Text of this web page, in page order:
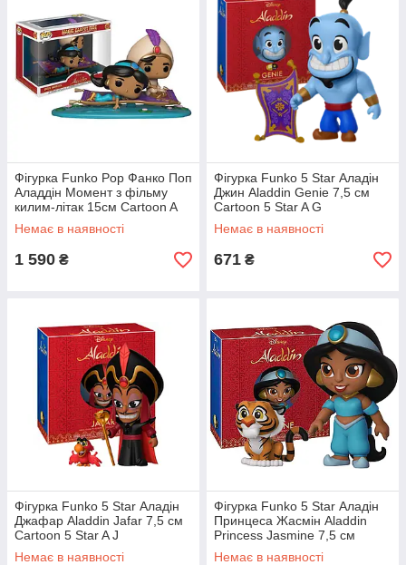
Фігурка Funko Pop Фанко Поп
Аладдін Момент з фільму
килим-літак 15см Cartoon A
MM 480
Немає в наявності
1 590 ₴
Фігурка Funko 5 Star Аладін
Джин Aladdin Genie 7,5 см
Cartoon 5 Star A G
Немає в наявності
671 ₴
Фігурка Funko 5 Star Аладін
Джафар Aladdin Jafar 7,5 см
Cartoon 5 Star A J
Немає в наявності
Фігурка Funko 5 Star Аладін
Принцеса Жасмін Aladdin
Princess Jasmine 7,5 см
Cartoon 5 Star A PJ
Немає в наявності